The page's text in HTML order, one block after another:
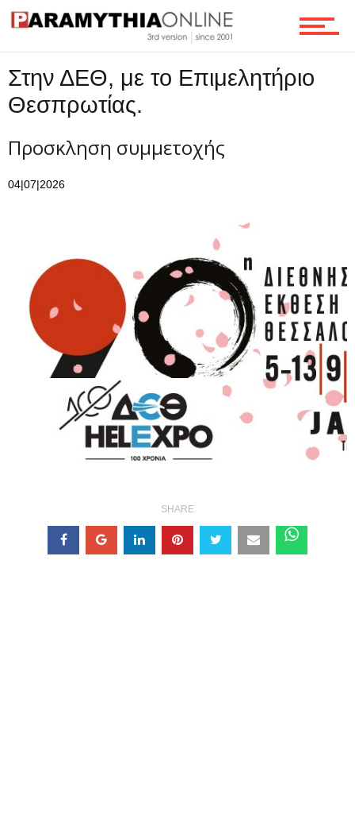
Επικοινωνία
Στην ΔΕΘ, με το Επιμελητήριο
Θεσπρωτίας.
Προσκληση συμμετοχής
04|07|2026
SHARE